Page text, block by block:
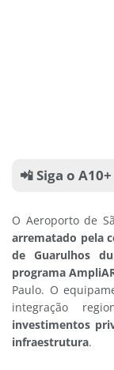
📲 Siga o
O Aeroporto de
arrematado pela
de Guarulhos
programa
Paulo. O
integração
investimentos
infraestrutura.